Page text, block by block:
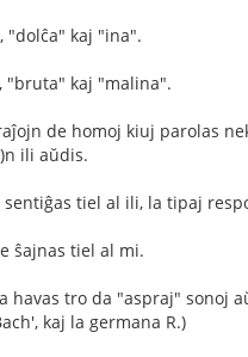
"dolĉa" kaj "ina".
"bruta" kaj "malina".
de homoj kiuj parolas
ili aŭdis.
tiel al ili, la tipaj
ŝajnas tiel al mi.
havas tro da "aspraj" sonoj
kaj la germana R.)